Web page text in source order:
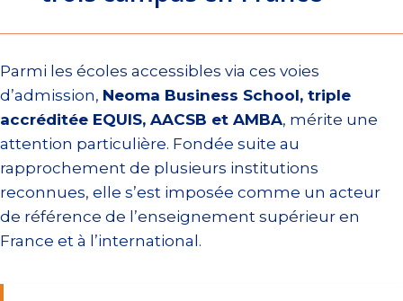
Parmi les écoles accessibles via ces voies
d’admission, Neoma Business School, triple
accréditée EQUIS, AACSB et AMBA, mérite une
attention particulière. Fondée suite au
rapprochement de plusieurs institutions
reconnues, elle s’est imposée comme un acteur
de référence de l’enseignement supérieur en
France et à l’international.